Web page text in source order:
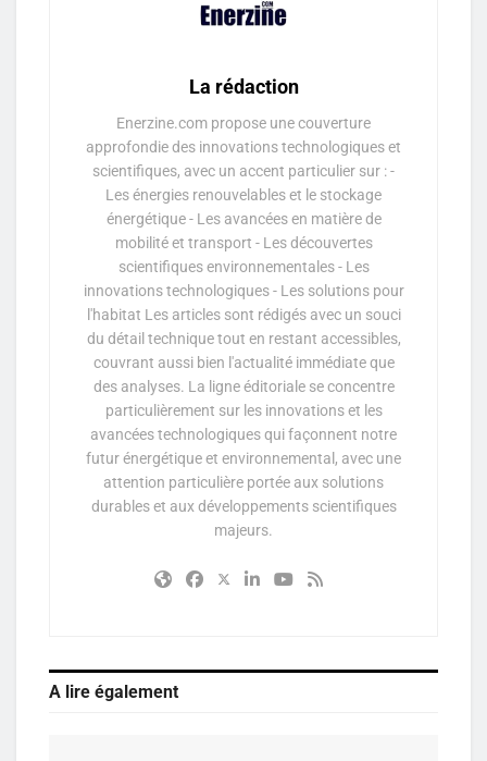
La rédaction
Enerzine.com propose une couverture
approfondie des innovations technologiques et
scientifiques, avec un accent particulier sur : -
Les énergies renouvelables et le stockage
énergétique - Les avancées en matière de
mobilité et transport - Les découvertes
scientifiques environnementales - Les
innovations technologiques - Les solutions pour
l'habitat Les articles sont rédigés avec un souci
du détail technique tout en restant accessibles,
couvrant aussi bien l'actualité immédiate que
des analyses. La ligne éditoriale se concentre
particulièrement sur les innovations et les
avancées technologiques qui façonnent notre
futur énergétique et environnemental, avec une
attention particulière portée aux solutions
durables et aux développements scientifiques
majeurs.
A lire également